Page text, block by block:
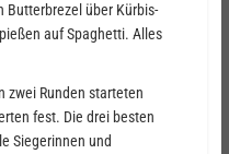
Butterbrezel über Kürbis-
auf Spaghetti. Alles
zwei Runden starteten
fest. Die drei besten
Siegerinnen und